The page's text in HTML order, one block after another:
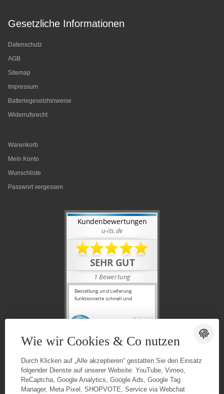
Gesetzliche Informationen
Datenschutz
AGB
Sitemap
Impressum
Batteriegesetzhinweise
Widerrufsrecht
Warenkorb
Mein Konto
Wunschliste
Passwort vergessen
Wie wir Cookies & Co nutzen
Durch Klicken auf „Alle akzeptieren“ gestatten Sie den Einsatz
folgender Dienste auf unserer Website: YouTube, Vimeo,
ReCaptcha, Google Analytics, Google Ads, Google Tag
Manager, Meta Pixel, SHOPVOTE, Service via Webchat